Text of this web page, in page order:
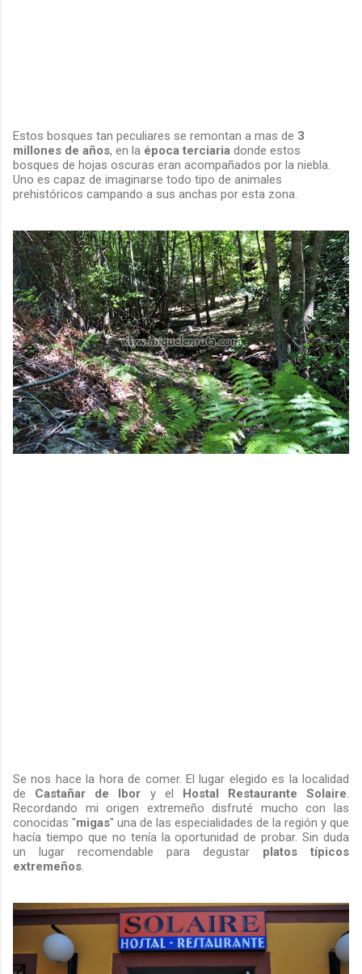
Estos bosques tan peculiares se remontan a mas de 3
millones de años, en la época terciaria donde estos
bosques de hojas oscuras eran acompañados por la niebla.
Uno es capaz de imaginarse todo tipo de animales
prehistóricos campando a sus anchas por esta zona.
Se nos hace la hora de comer. El lugar elegido es la localidad
de Castañar de Ibor y el Hostal Restaurante Solaire.
Recordando mi origen extremeño disfruté mucho con las
conocidas "migas" una de las especialidades de la región y que
hacía tiempo que no tenía la oportunidad de probar. Sin duda
un lugar recomendable para degustar platos típicos
extremeños.